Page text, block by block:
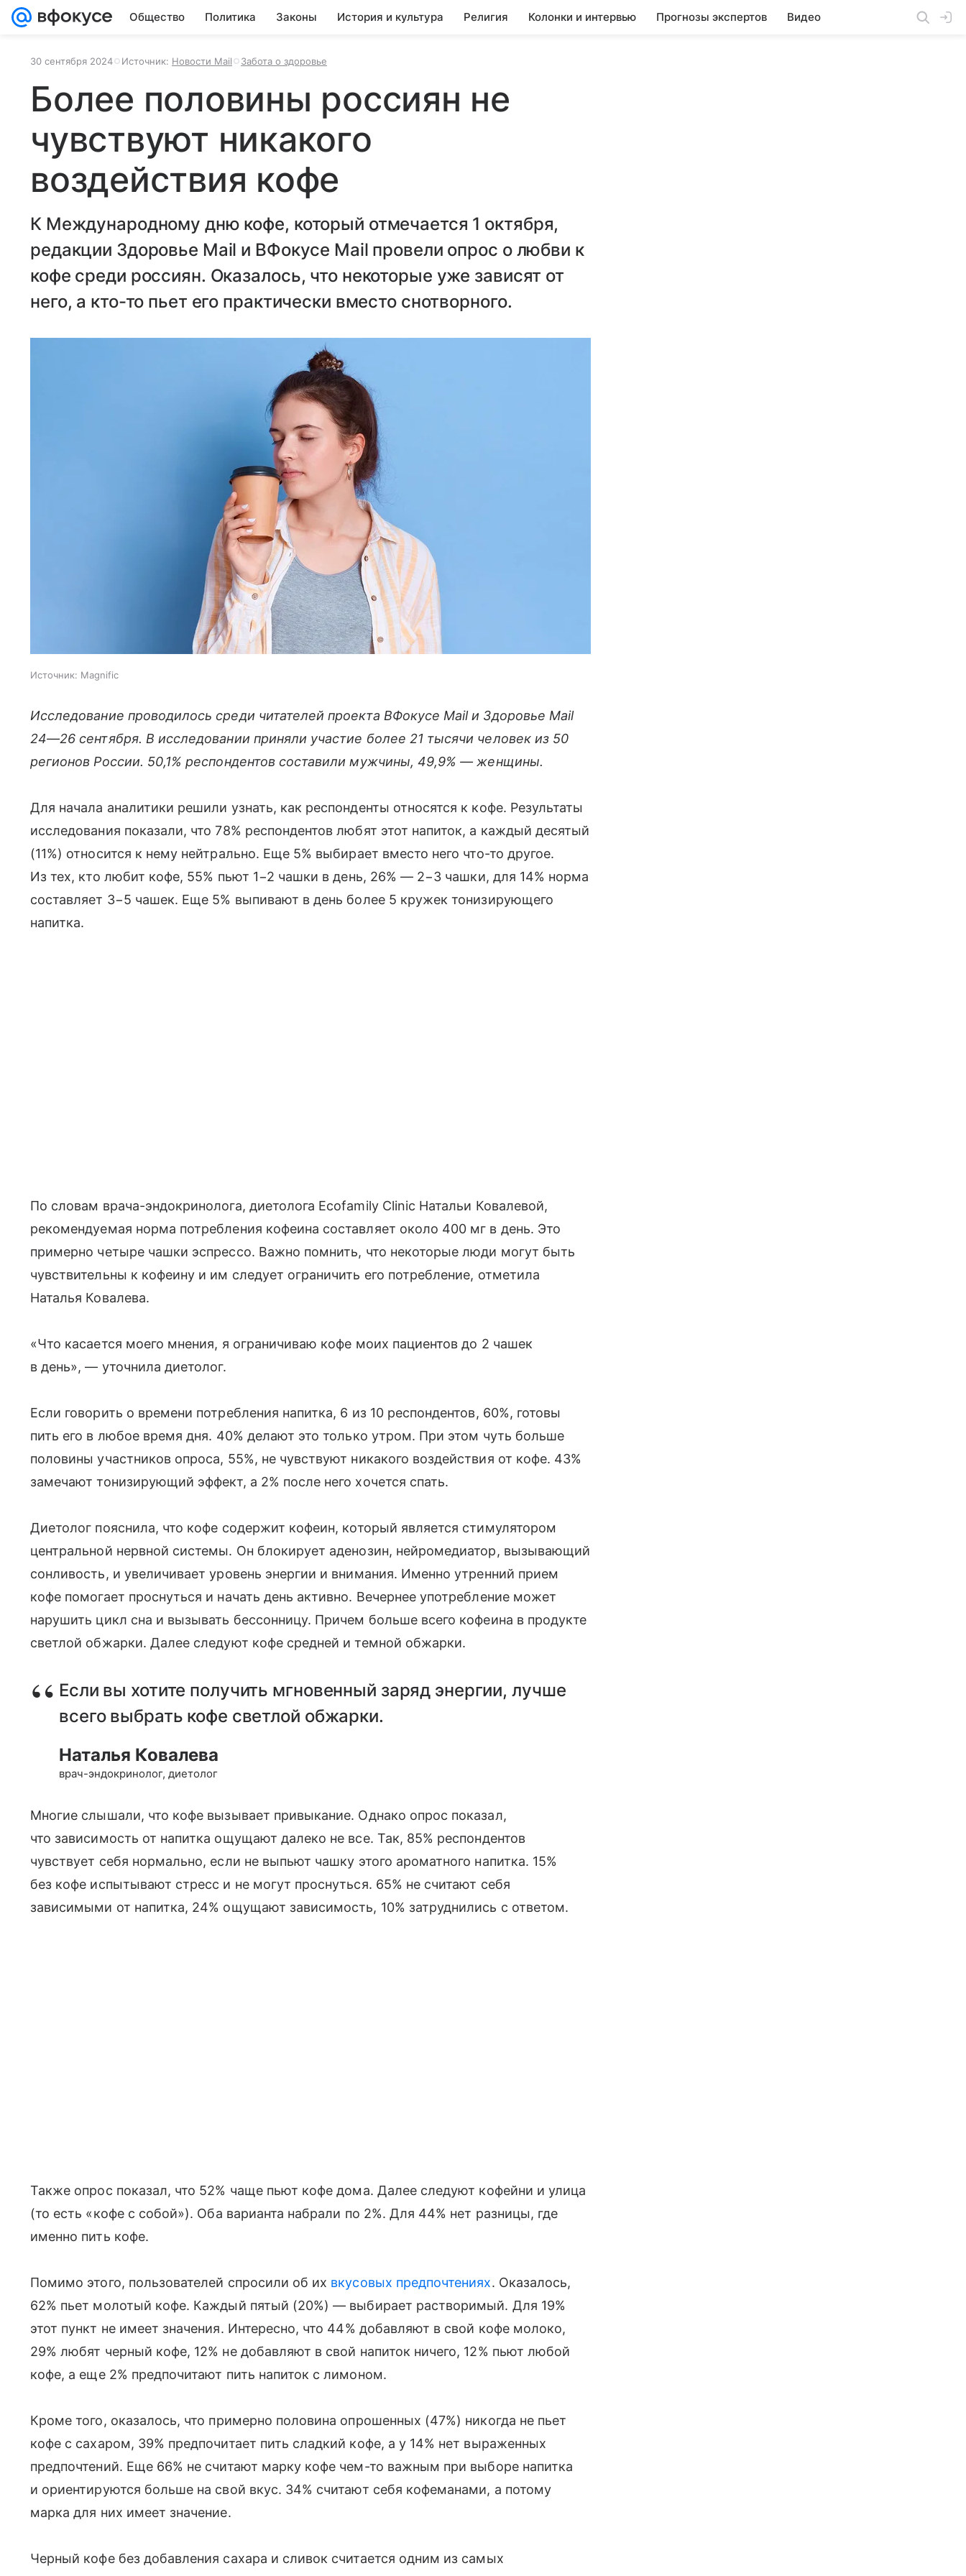
Общество Политика Законы История и культура Религия Колонки и интервью Прогнозы экспертов Видео
30 сентября 2024 Источник: Новости Mail Забота о здоровье
Более половины россиян не
чувствуют никакого
воздействия кофе
К Международному дню кофе, который отмечается 1 октября,
редакции Здоровье Mail и ВФокусе Mail провели опрос о любви к
кофе среди россиян. Оказалось, что некоторые уже зависят от
него, а кто-то пьет его практически вместо снотворного.
Источник: Magnific
Исследование проводилось среди читателей проекта ВФокусе Mail и Здоровье Mail
24—26 сентября. В исследовании приняли участие более 21 тысячи человек из 50
регионов России. 50,1% респондентов составили мужчины, 49,9% — женщины.
Для начала аналитики решили узнать, как респонденты относятся к кофе. Результаты
исследования показали, что 78% респондентов любят этот напиток, а каждый десятый
(11%) относится к нему нейтрально. Еще 5% выбирает вместо него что-то другое.
Из тех, кто любит кофе, 55% пьют 1−2 чашки в день, 26% — 2−3 чашки, для 14% норма
составляет 3−5 чашек. Еще 5% выпивают в день более 5 кружек тонизирующего
напитка.
По словам врача-эндокринолога, диетолога Ecofamily Clinic Натальи Ковалевой,
рекомендуемая норма потребления кофеина составляет около 400 мг в день. Это
примерно четыре чашки эспрессо. Важно помнить, что некоторые люди могут быть
чувствительны к кофеину и им следует ограничить его потребление, отметила
Наталья Ковалева.
«Что касается моего мнения, я ограничиваю кофе моих пациентов до 2 чашек
в день», — уточнила диетолог.
Если говорить о времени потребления напитка, 6 из 10 респондентов, 60%, готовы
пить его в любое время дня. 40% делают это только утром. При этом чуть больше
половины участников опроса, 55%, не чувствуют никакого воздействия от кофе. 43%
замечают тонизирующий эффект, а 2% после него хочется спать.
Диетолог пояснила, что кофе содержит кофеин, который является стимулятором
центральной нервной системы. Он блокирует аденозин, нейромедиатор, вызывающий
сонливость, и увеличивает уровень энергии и внимания. Именно утренний прием
кофе помогает проснуться и начать день активно. Вечернее употребление может
нарушить цикл сна и вызывать бессонницу. Причем больше всего кофеина в продукте
светлой обжарки. Далее следуют кофе средней и темной обжарки.
Если вы хотите получить мгновенный заряд энергии, лучше
всего выбрать кофе светлой обжарки.
Наталья Ковалева
врач-эндокринолог, диетолог
Многие слышали, что кофе вызывает привыкание. Однако опрос показал,
что зависимость от напитка ощущают далеко не все. Так, 85% респондентов
чувствует себя нормально, если не выпьют чашку этого ароматного напитка. 15%
без кофе испытывают стресс и не могут проснуться. 65% не считают себя
зависимыми от напитка, 24% ощущают зависимость, 10% затруднились с ответом.
Также опрос показал, что 52% чаще пьют кофе дома. Далее следуют кофейни и улица
(то есть «кофе с собой»). Оба варианта набрали по 2%. Для 44% нет разницы, где
именно пить кофе.
Помимо этого, пользователей спросили об их вкусовых предпочтениях. Оказалось,
62% пьет молотый кофе. Каждый пятый (20%) — выбирает растворимый. Для 19%
этот пункт не имеет значения. Интересно, что 44% добавляют в свой кофе молоко,
29% любят черный кофе, 12% не добавляют в свой напиток ничего, 12% пьют любой
кофе, а еще 2% предпочитают пить напиток с лимоном.
Кроме того, оказалось, что примерно половина опрошенных (47%) никогда не пьет
кофе с сахаром, 39% предпочитает пить сладкий кофе, а у 14% нет выраженных
предпочтений. Еще 66% не считают марку кофе чем-то важным при выборе напитка
и ориентируются больше на свой вкус. 34% считают себя кофеманами, а потому
марка для них имеет значение.
Черный кофе без добавления сахара и сливок считается одним из самых